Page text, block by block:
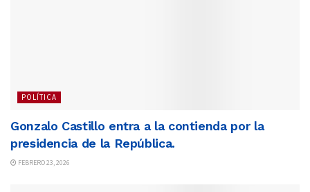
POLÍTICA
Gonzalo Castillo entra a la contienda por la
presidencia de la República.
FEBRERO 23, 2026